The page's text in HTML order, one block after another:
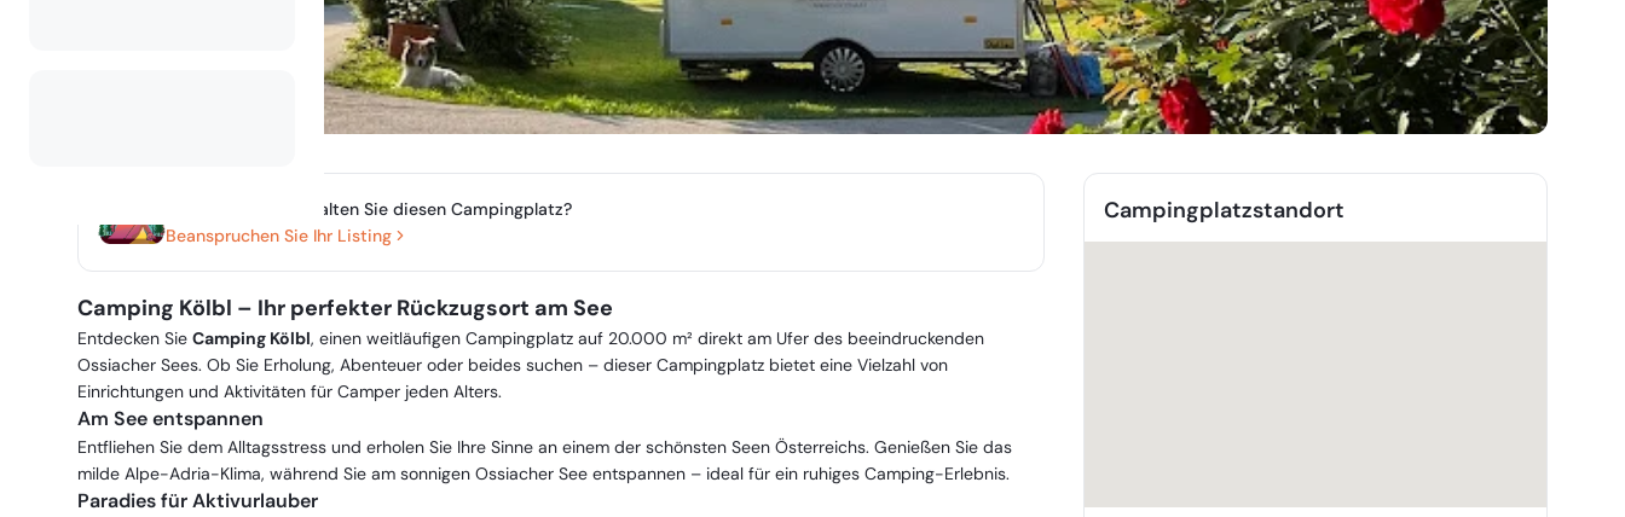
Besitzen oder verwalten Sie diesen Campingplatz?
Beanspruchen Sie Ihr Listing
Camping Kölbl – Ihr perfekter Rückzugsort am See
Entdecken Sie Camping Kölbl, einen weitläufigen Campingplatz auf 20.000 m² direkt am Ufer des beeindruckenden
Ossiacher Sees. Ob Sie Erholung, Abenteuer oder beides suchen – dieser Campingplatz bietet eine Vielzahl von
Einrichtungen und Aktivitäten für Camper jeden Alters.
Am See entspannen
Entfliehen Sie dem Alltagsstress und erholen Sie Ihre Sinne an einem der schönsten Seen Österreichs. Genießen Sie das
milde Alpe-Adria-Klima, während Sie am sonnigen Ossiacher See entspannen – ideal für ein ruhiges Camping-Erlebnis.
Paradies für Aktivurlauber
Campingplatzstandort